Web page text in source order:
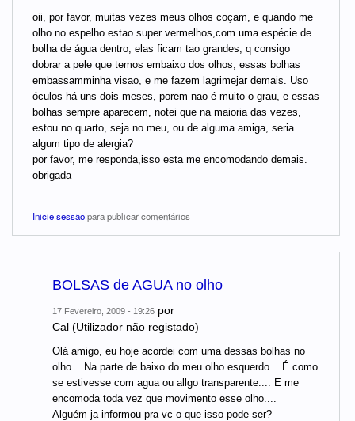
oii, por favor, muitas vezes meus olhos coçam, e quando me
olho no espelho estao super vermelhos,com uma espécie de
bolha de água dentro, elas ficam tao grandes, q consigo
dobrar a pele que temos embaixo dos olhos, essas bolhas
embassamminha visao, e me fazem lagrimejar demais. Uso
óculos há uns dois meses, porem nao é muito o grau, e essas
bolhas sempre aparecem, notei que na maioria das vezes,
estou no quarto, seja no meu, ou de alguma amiga, seria
algum tipo de alergia?
por favor, me responda,isso esta me encomodando demais.
obrigada
Inicie sessãopara publicar comentários
BOLSAS de AGUA no olho
17 Fevereiro, 2009 - 19:26 por
Cal (Utilizador não registado)
Olá amigo, eu hoje acordei com uma dessas bolhas no
olho... Na parte de baixo do meu olho esquerdo... É como
se estivesse com agua ou allgo transparente.... E me
encomoda toda vez que movimento esse olho....
Alguém ja informou pra vc o que isso pode ser?